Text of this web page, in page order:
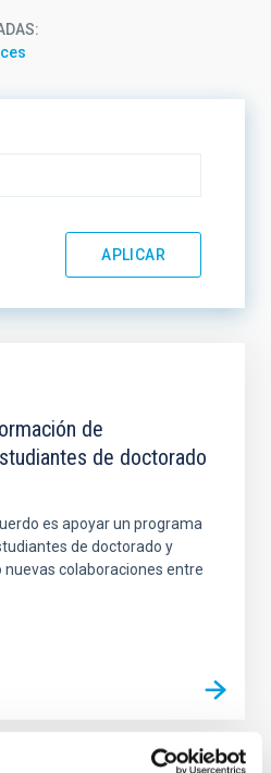
de
de doctorado
es apoyar un programa
de doctorado y
colaboraciones entre